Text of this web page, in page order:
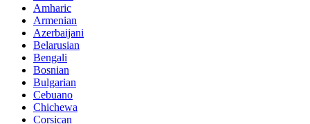
Amharic
Armenian
Azerbaijani
Belarusian
Bengali
Bosnian
Bulgarian
Cebuano
Chichewa
Corsican